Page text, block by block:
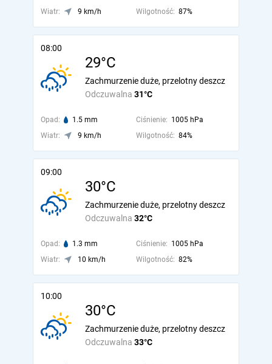
Wiatr: 9 km/h Wilgotność: 87%
08:00
29°C
Odczuwalna 31°C
Zachmurzenie duże, przelotny deszcz
Opad: 1.5 mm Ciśnienie: 1005 hPa
Wiatr:
9 km/h Wilgotność: 84%
09:00
30°C
Odczuwalna 32°C
Zachmurzenie duże, przelotny deszcz
Opad: 1.3 mm Ciśnienie: 1005 hPa
Wiatr:
10 km/h Wilgotność: 82%
10:00
30°C
Odczuwalna 33°C
Zachmurzenie duże, przelotny deszcz